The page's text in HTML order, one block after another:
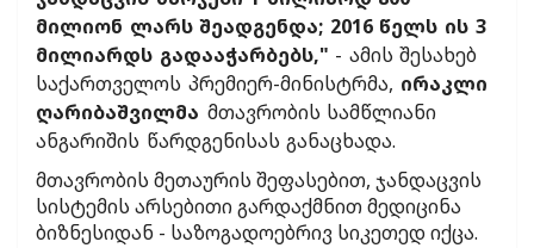
მილიონ ლარს შეადგენდა; 2016 წელს ის 3
მილიარდს გადააჭარბებს," - ამის შესახებ
საქართველოს პრემიერ-მინისტრმა, ირაკლი
ღარიბაშვილმა მთავრობის სამწლიანი
ანგარიშის წარდგენისას განაცხადა.
მთავრობის მეთაურის შეფასებით, ჯანდაცვის
სისტემის არსებითი გარდაქმნით მედიცინა
ბიზნესიდან - საზოგადოებრივ სიკეთედ იქცა.